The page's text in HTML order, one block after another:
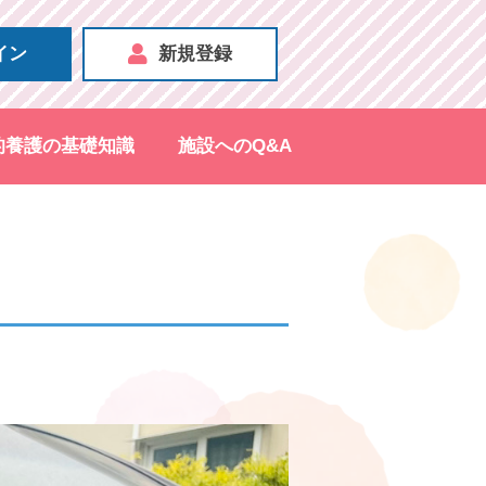
ン 新規登録
養護の基礎知識 施設へのQ&A